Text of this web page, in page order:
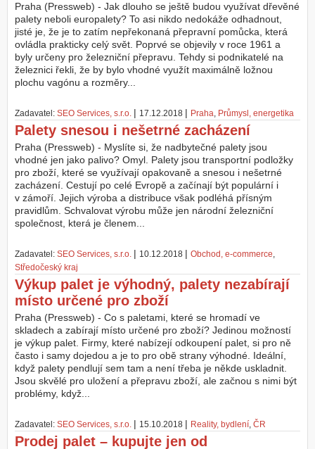
Praha (Pressweb) - Jak dlouho se ještě budou využívat dřevěné
palety neboli europalety? To asi nikdo nedokáže odhadnout,
jisté je, že je to zatím nepřekonaná přepravní pomůcka, která
ovládla prakticky celý svět. Poprvé se objevily v roce 1961 a
byly určeny pro železniční přepravu. Tehdy si podnikatelé na
železnici řekli, že by bylo vhodné využít maximálně ložnou
plochu vagónu a rozměry...
Zadavatel: SEO Services, s.r.o. | 17.12.2018 | Praha, Průmysl, energetika
Palety snesou i nešetrné zacházení
Praha (Pressweb) - Myslíte si, že nadbytečné palety jsou
vhodné jen jako palivo? Omyl. Palety jsou transportní podložky
pro zboží, které se využívají opakovaně a snesou i nešetrné
zacházení. Cestují po celé Evropě a začínají být populární i
v zámoří. Jejich výroba a distribuce však podléhá přísným
pravidlům. Schvalovat výrobu může jen národní železniční
společnost, která je členem...
Zadavatel: SEO Services, s.r.o. | 10.12.2018 | Obchod, e-commerce,
Středočeský kraj
Výkup palet je výhodný, palety nezabírají
místo určené pro zboží
Praha (Pressweb) - Co s paletami, které se hromadí ve
skladech a zabírají místo určené pro zboží? Jedinou možností
je výkup palet. Firmy, které nabízejí odkoupení palet, si pro ně
často i samy dojedou a je to pro obě strany výhodné. Ideální,
když palety pendlují sem tam a není třeba je někde uskladnit.
Jsou skvělé pro uložení a přepravu zboží, ale začnou s nimi být
problémy, když...
Zadavatel: SEO Services, s.r.o. | 15.10.2018 | Reality, bydlení, ČR
Prodej palet – kupujte jen od